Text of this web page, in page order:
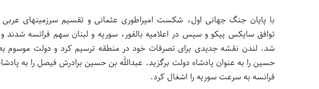
با پایان جنگ جهانی اول، شکست امپراطوری عثمانی و تقسیم سرزمین­های
توافق سایکس پیکو و سپس در اعلامیه بالفور، سوریه و لبنان سهم فرانسه شدند
شد. لندن نقشه جدیدی برای تصرفات خود در منطقه ترسیم کرد و دولت موسوم به
حسین را به عنوان پادشاه دولت برگزید. عبدالله بن حسین برادرش فیصل را به
فرانسه به سرعت سوریه را اشغال کرد.